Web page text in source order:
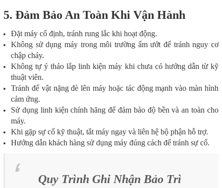
5. Đảm Bảo An Toàn Khi Vận Hành
Đặt máy cố định, tránh rung lắc khi hoạt động.
Không sử dụng máy trong môi trường ẩm ướt để tránh nguy cơ
chập cháy.
Không tự ý tháo lắp linh kiện máy khi chưa có hướng dẫn từ kỹ
thuật viên.
Tránh để vật nặng đè lên máy hoặc tác động mạnh vào màn hình
cảm ứng.
Sử dụng linh kiện chính hãng để đảm bảo độ bền và an toàn cho
máy.
Khi gặp sự cố kỹ thuật, tắt máy ngay và liên hệ bộ phận hỗ trợ.
Hướng dẫn khách hàng sử dụng máy đúng cách để tránh sự cố.
Quy Trình Ghi Nhận Bảo Trì